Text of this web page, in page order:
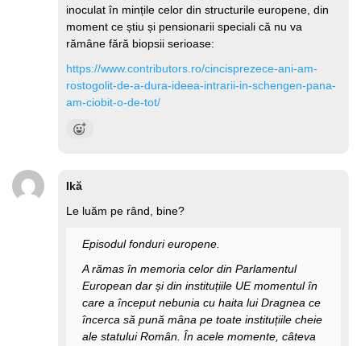
inoculat în mințile celor din structurile europene, din
moment ce știu și pensionarii speciali că nu va
rămâne fără biopsii serioase:
https://www.contributors.ro/cincisprezece-ani-am-
rostogolit-de-a-dura-ideea-intrarii-in-schengen-pana-
am-ciobit-o-de-tot/
Ikă
Le luăm pe rând, bine?
Episodul fonduri europene.
A rămas în memoria celor din Parlamentul
European dar și din instituțiile UE momentul în
care a început nebunia cu haita lui Dragnea ce
încerca să pună mâna pe toate instituțiile cheie
ale statului Român. În acele momente, câteva